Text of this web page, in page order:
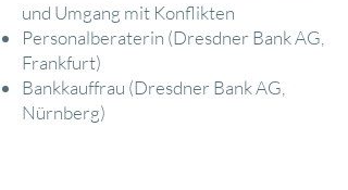
und Umgang mit Konflikten
Personalberaterin (Dresdner Bank AG,
Frankfurt)
Bankkauffrau (Dresdner Bank AG,
Nürnberg)